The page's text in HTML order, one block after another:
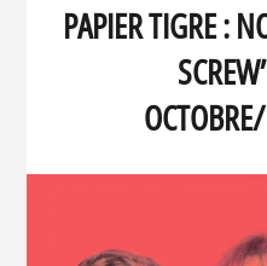
PAPIER TIGRE :